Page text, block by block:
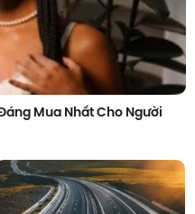
Mua Nhất Cho Người